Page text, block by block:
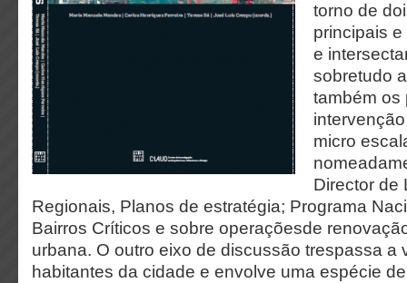
torno de
principais
e
sobretudo
também os
micro
Director de
Regionais, Planos de estratégia; Programa
Bairros Críticos e sobre operaçõesde
urbana. O outro eixo de discussão trespassa a
habitantes da cidade e envolve uma espécie